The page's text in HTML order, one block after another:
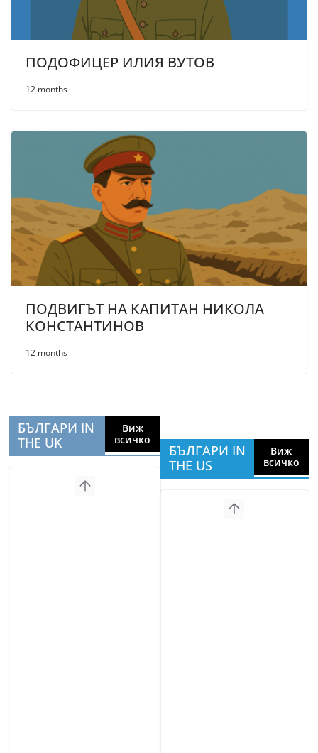
ПОДОФИЦЕР ИЛИЯ ВУТОВ
12 months
ПОДВИГЪТ НА КАПИТАН НИКОЛА
КОНСТАНТИНОВ
12 months
БЪЛГАРИ IN
THE UK
Виж
всичко
БЪЛГАРИ IN
THE US
Виж
всичко